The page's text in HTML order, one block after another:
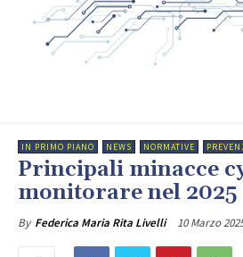
IN PRIMO PIANO NEWS NORMATIVE
Principali minacce
monitorare nel 2025
By Federica Maria Rita Livelli 10 Marzo